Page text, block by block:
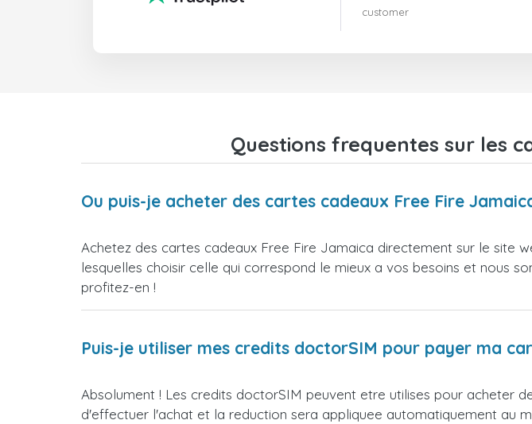
vivement !!!
customer
Questions frequentes sur les
Ou puis-je acheter des cartes cadeaux Free Fire
Achetez des cartes cadeaux Free Fire Jamaica directement sur le site
lesquelles choisir celle qui correspond le mieux a vos besoins et nous
profitez-en !
Puis-je utiliser mes credits doctorSIM pour payer ma
Absolument ! Les credits doctorSIM peuvent etre utilises pour acheter
d'effectuer l'achat et la reduction sera appliquee automatiquement au